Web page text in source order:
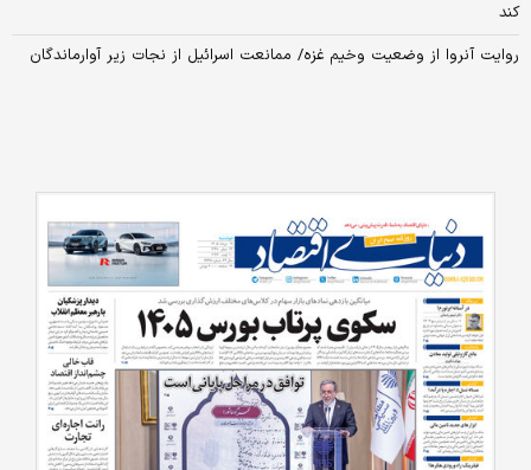
کند
روایت آنروا از وضعیت وخیم غزه/ ممانعت اسرائیل از نجات زیر آوارماندگان